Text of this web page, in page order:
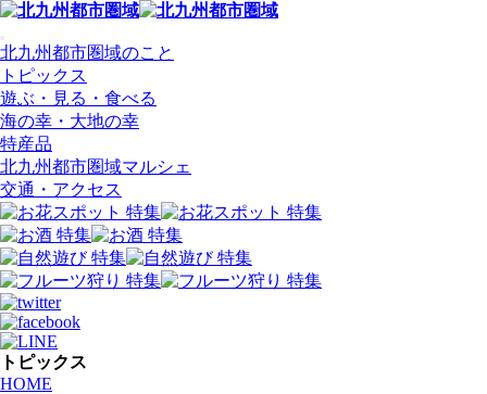
北九州都市圏域のこと
トピックス
遊ぶ・見る・食べる
海の幸・大地の幸
特産品
北九州都市圏域マルシェ
交通・アクセス
トピックス
HOME